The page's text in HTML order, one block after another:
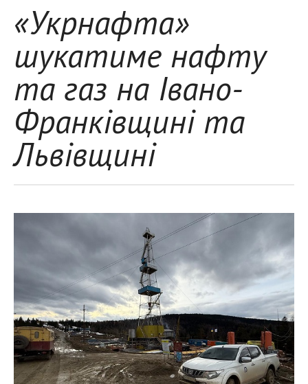
«Укрнафта»
шукатиме нафту
та газ на Івано-
Франківщині та
Львівщині